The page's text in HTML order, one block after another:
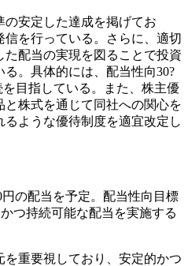
安定した達成を掲げてお
信を行っている。さらに、適切
配当の実現を図ることで投資
。具体的には、配当性向30?
目指している。また、株主優
株式を通じて同社への関心を
ような優待制度を適宜改定し
円の配当を予定。配当性向目標
つ持続可能な配当を実施する
重要視しており、安定的かつ